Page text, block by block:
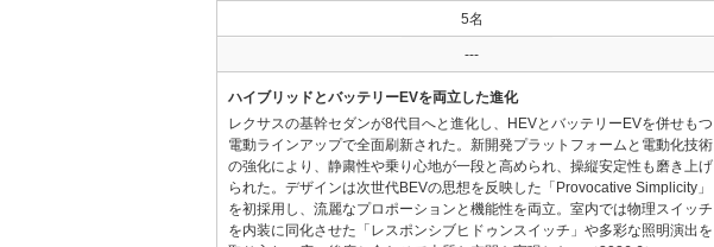
5名
---
ハイブリッドとバッテリーEVを両立した進化
レクサスの基幹セダンが8代目へと進化し、HEVとバッテリーEVを併せもつ
電動ラインアップで全面刷新された。新開発プラットフォームと電動化技術
の強化により、静粛性や乗り心地が一段と高められ、操縦安定性も磨き上げ
られた。デザインは次世代BEVの思想を反映した「Provocative Simplicity」
を初採用し、流麗なプロポーションと機能性を両立。室内では物理スイッチ
を内装に同化させた「レスポンシブヒドゥンスイッチ」や多彩な照明演出を